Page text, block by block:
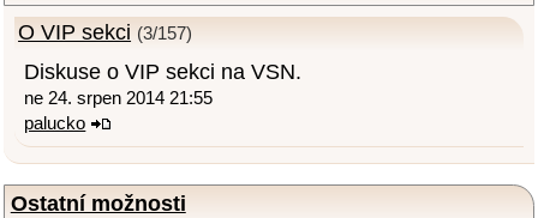
O VIP sekci (3/157)
Diskuse o VIP sekci na VSN.
ne 24. srpen 2014 21:55
palucko
Ostatní možnosti